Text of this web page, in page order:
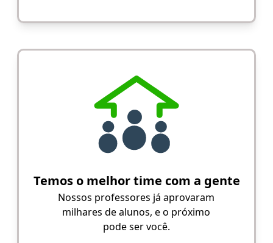
Temos o melhor time com a gente
Nossos professores já aprovaram
milhares de alunos, e o próximo
pode ser você.